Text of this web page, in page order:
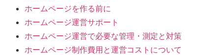
ホームページを作る前に
ホームページ運営サポート
ホームページ運営で必要な管理・測定と対策
ホームページ制作費用と運営コストについて